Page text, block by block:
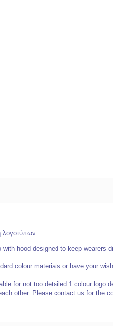
hood designed to keep wearers
colour materials or have your
for not too detailed 1 colour logo
other. Please contact us for the